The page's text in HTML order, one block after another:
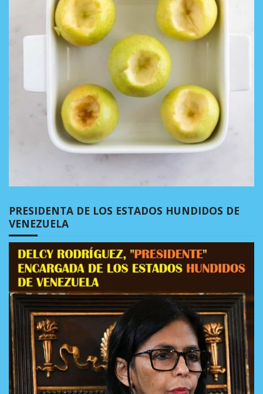
PRESIDENTA DE LOS ESTADOS HUNDIDOS DE
VENEZUELA